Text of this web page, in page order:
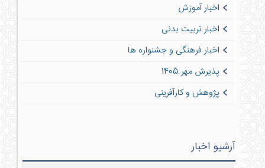
اخبار آموزش
اخبار تربیت بدنی
اخبار فرهنگی و جشنواره ها
پذیرش مهر 1405
پژوهش و کارآفرینی
آرشیو اخبار